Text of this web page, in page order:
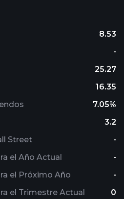
8.53
-
25.27
16.35
7.05%
3.2
Street
-
el Año Actual
-
el Próximo Año
-
el Trimestre Actual
0